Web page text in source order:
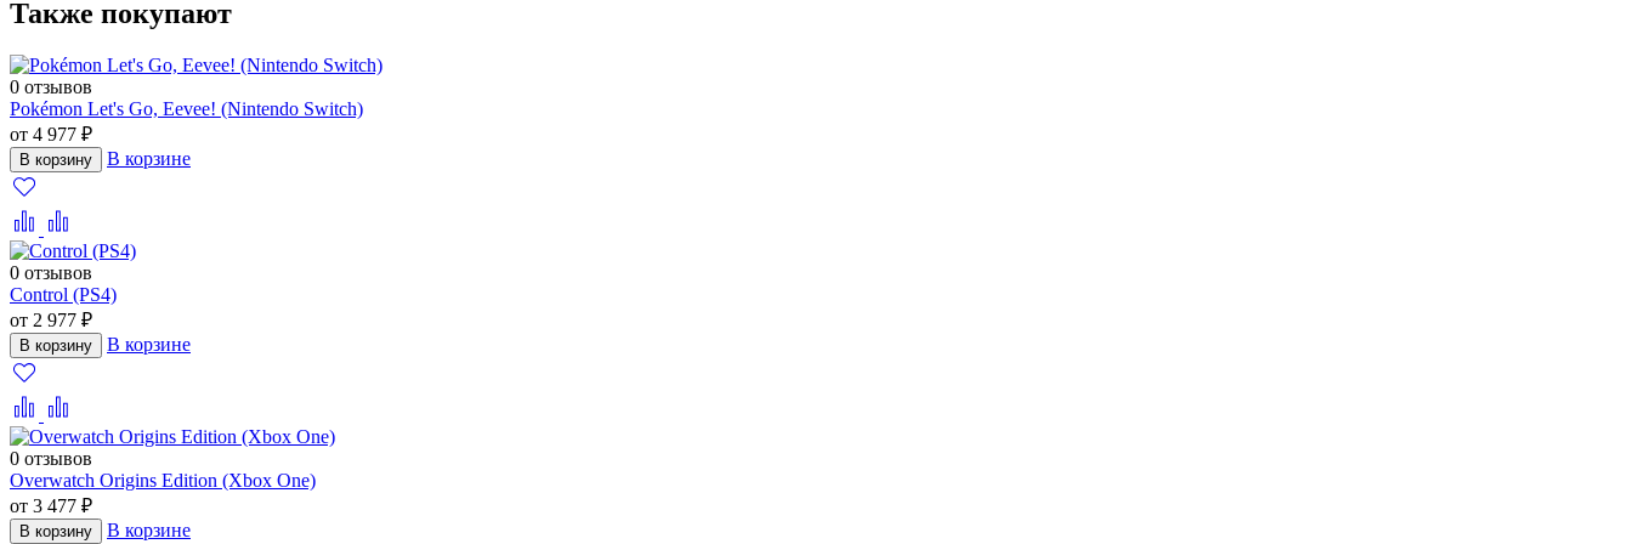
Также покупают
0 отзывов
Pokémon Let's Go, Eevee! (Nintendo Switch)
от 4 977 ₽
В корзину В корзине
0 отзывов
Control (PS4)
от 2 977 ₽
В корзину В корзине
0 отзывов
Overwatch Origins Edition (Xbox One)
от 3 477 ₽
В корзину В корзине